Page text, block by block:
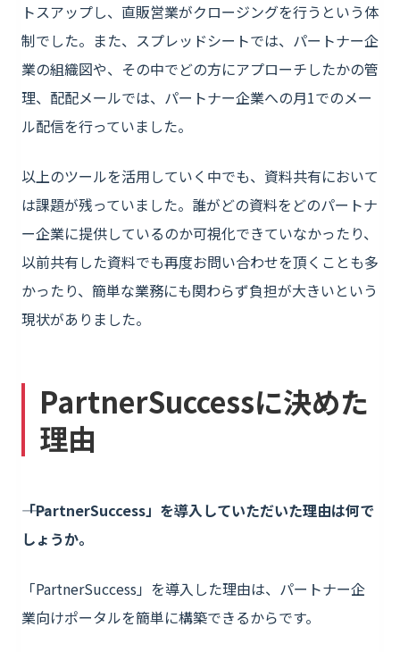
トスアップし、直販営業がクロージングを行うという体
制でした。また、スプレッドシートでは、パートナー企
業の組織図や、その中でどの方にアプローチしたかの管
理、配配メールでは、パートナー企業への月1でのメー
ル配信を行っていました。
以上のツールを活用していく中でも、資料共有において
は課題が残っていました。誰がどの資料をどのパートナ
ー企業に提供しているのか可視化できていなかったり、
以前共有した資料でも再度お問い合わせを頂くことも多
かったり、簡単な業務にも関わらず負担が大きいという
現状がありました。
PartnerSuccessに決めた
理由
――「PartnerSuccess」を導入していただいた理由は何で
しょうか。
「PartnerSuccess」を導入した理由は、パートナー企
業向けポータルを簡単に構築できるからです。